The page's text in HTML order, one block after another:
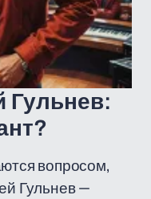
Гульнев:
вопросом,
Гульнев —